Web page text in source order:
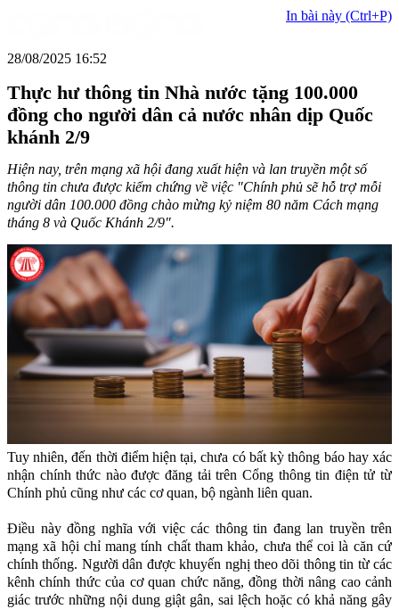
28/08/2025 16:52
In bài này (Ctrl+P)
Thực hư thông tin Nhà nước tặng 100.000
đồng cho người dân cả nước nhân dịp Quốc
khánh 2/9
Hiện nay, trên mạng xã hội đang xuất hiện và lan truyền một số
thông tin chưa được kiểm chứng về việc "Chính phủ sẽ hỗ trợ mỗi
người dân 100.000 đồng chào mừng kỷ niệm 80 năm Cách mạng
tháng 8 và Quốc Khánh 2/9".
Tuy nhiên, đến thời điểm hiện tại, chưa có bất kỳ thông báo hay xác
nhận chính thức nào được đăng tải trên Cổng thông tin điện tử từ
Chính phủ cũng như các cơ quan, bộ ngành liên quan.
Điều này đồng nghĩa với việc các thông tin đang lan truyền trên
mạng xã hội chỉ mang tính chất tham khảo, chưa thể coi là căn cứ
chính thống. Người dân được khuyến nghị theo dõi thông tin từ các
kênh chính thức của cơ quan chức năng, đồng thời nâng cao cảnh
giác trước những nội dung giật gân, sai lệch hoặc có khả năng gây